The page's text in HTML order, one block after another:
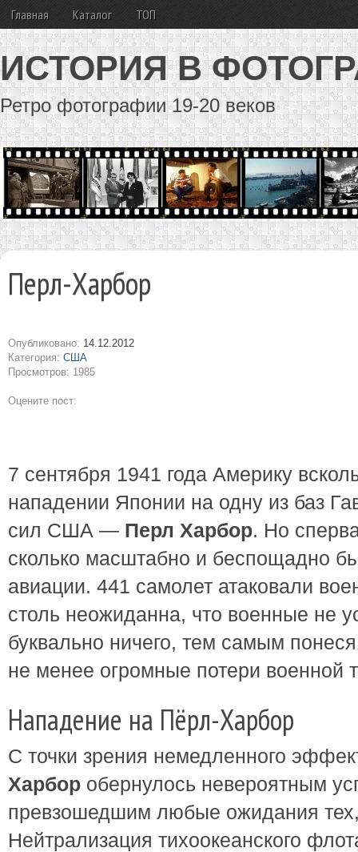
Главная Каталог ТОП
ИСТОРИЯ В
Ретро фотографии 19-20 веков
Перл-Харбор
Опубликовано: 14.12.2012
Категория: США
Просмотров: 1985
Оцените пост:
7 сентября 1941 года Америку
нападении Японии на одну из баз
сил США — Перл Харбор. Но
сколько масштабно и беспощадно
авиации. 441 самолет атаковали
столь неожиданна, что военные не
буквально ничего, тем самым
не менее огромные потери военной
Нападение на Пёрл-Харбор
С точки зрения немедленного
Харбор обернулось невероятным
превзошедшим любые ожидания
Нейтрализация тихоокеанского